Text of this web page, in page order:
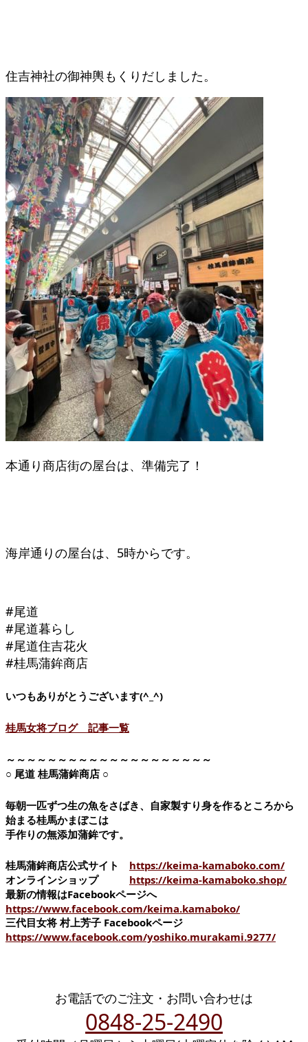
住吉神社の御神輿もくりだしました。
本通り商店街の屋台は、準備完了！
海岸通りの屋台は、5時からです。
#尾道
#尾道暮らし
#尾道住吉花火
#桂馬蒲鉾商店
いつもありがとうございます(^_^)
桂馬女将ブログ 記事一覧
～～～～～～～～～～～～～～～～～～～～
○ 尾道 桂馬蒲鉾商店 ○
毎朝一匹ずつ生の魚をさばき、自家製すり身を作るところから
始まる桂馬かまぼこは
手作りの無添加蒲鉾です。
桂馬蒲鉾商店公式サイト https://keima-kamaboko.com/
オンラインショップ https://keima-kamaboko.shop/
最新の情報はFacebookページへ
https://www.facebook.com/keima.kamaboko/
三代目女将 村上芳子 Facebookページ
https://www.facebook.com/yoshiko.murakami.9277/
お電話でのご注文・お問い合わせは
0848-25-2490